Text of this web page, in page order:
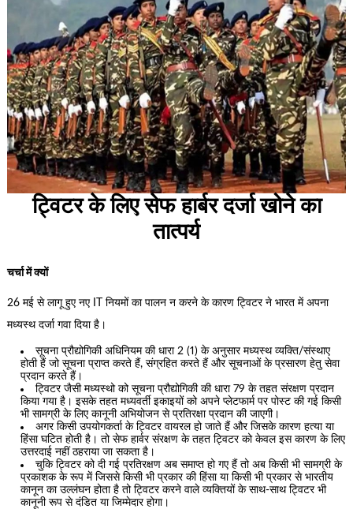
ट्विटर के लिए सेफ हार्बर दर्जा खोने का
तात्पर्य
चर्चा में क्यों
26 मई से लागू हुए नए IT नियमों का पालन न करने के कारण ट्विटर ने भारत में अपना
मध्यस्थ दर्जा गवा दिया है।
सूचना प्रौद्योगिकी अधिनियम की धारा 2 (1) के अनुसार मध्यस्थ व्यक्ति/संस्थाए
होती हैं जो सूचना प्राप्त करते हैं, संग्रहित करते हैं और सूचनाओं के प्रसारण हेतु सेवा
प्रदान करते हैं।
ट्विटर जैसी मध्यस्थो को सूचना प्रौद्योगिकी की धारा 79 के तहत संरक्षण प्रदान
किया गया है। इसके तहत मध्यवर्ती इकाइयों को अपने प्लेटफार्म पर पोस्ट की गई किसी
भी सामग्री के लिए कानूनी अभियोजन से प्रतिरक्षा प्रदान की जाएगी।
अगर किसी उपयोगकर्ता के ट्विटर वायरल हो जाते हैं और जिसके कारण हत्या या
हिंसा घटित होती है। तो सेफ हार्वर संरक्षण के तहत ट्विटर को केवल इस कारण के लिए
उत्तरदाई नहीं ठहराया जा सकता है।
चुकि ट्विटर को दी गई प्रतिरक्षण अब समाप्त हो गए हैं तो अब किसी भी सामग्री के
प्रकाशक के रूप में जिससे किसी भी प्रकार की हिंसा या किसी भी प्रकार से भारतीय
कानून का उल्लंघन होता है तो ट्विटर करने वाले व्यक्तियों के साथ-साथ ट्विटर भी
कानूनी रूप से दंडित या जिम्मेदार होगा।